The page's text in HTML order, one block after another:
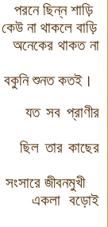
পরনে ছিন্ন শাড়ি
কেউ না থাকলে বাড়ি
অনেকের থাকত না
বকুনি শুনত কতই।
যত সব প্রাণীর
ছিল তার কাছের
সংসারে জীবনমুখী
একলাবড়োই